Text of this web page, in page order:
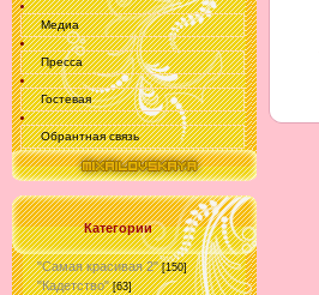
Медиа
Пресса
Гостевая
Обрантная связь
Категории
"Самая красивая 2" [150]
"Кадетство" [63]